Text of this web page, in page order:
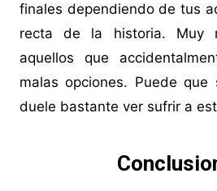
finales dependiendo de tus
recta de la historia. Muy
aquellos que
malas opciones. Puede
duele bastante ver sufrir a